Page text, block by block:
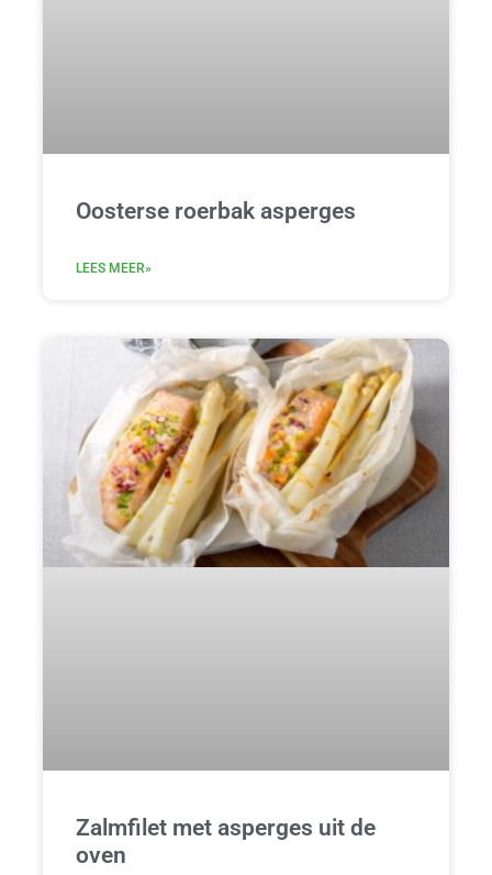
Oosterse roerbak asperges
LEES MEER»
Zalmfilet met asperges uit de
oven